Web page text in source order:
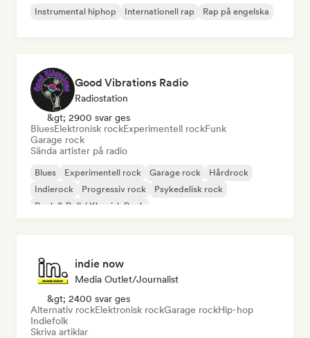
Instrumental hiphop
Internationell rap Rap på engelska
Good Vibrations Radio
Radiostation
&gt; 2900 svar ges
BluesElektronisk rockExperimentell rockFunk
Garage rock
Sända artister på radio
Blues Experimentell rock Garage rock
Hårdrock
Indierock
Progressiv rock
Psykedelisk rock
Rock & Roll / Klassisk Rock
indie now
Media Outlet/Journalist
&gt; 2400 svar ges
Alternativ rockElektronisk rockGarage rockHip-hop
Indiefolk
Skriva artiklar